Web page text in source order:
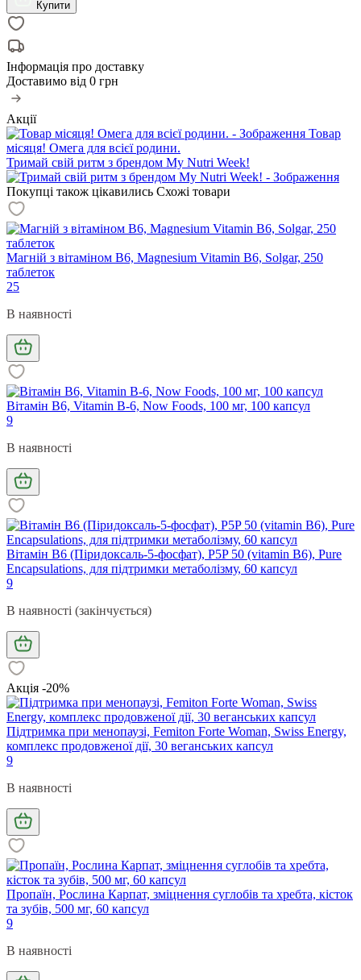
Купити
Інформація про доставку
Доставимо від 0 грн
Акції
Товар
місяця! Омега для всієї родини.
Тримай свій ритм з брендом My Nutri Week!
Покупці також цікавились Схожі товари
Магній з вітаміном В6, Magnesium Vitamin B6, Solgar, 250
таблеток
25
В наявності
Вітамін В6, Vitamin B-6, Now Foods, 100 мг, 100 капсул
9
В наявності
Вітамін B6 (Піридоксаль-5-фосфат), P5P 50 (vitamin B6), Pure
Encapsulations, для підтримки метаболізму, 60 капсул
9
В наявності (закінчується)
Акція -20%
Підтримка при менопаузі, Femiton Forte Woman, Swiss Energy,
комплекс продовженої дії, 30 веганських капсул
9
В наявності
Пропаїн, Рослина Карпат, зміцнення суглобів та хребта, кісток
та зубів, 500 мг, 60 капсул
9
В наявності